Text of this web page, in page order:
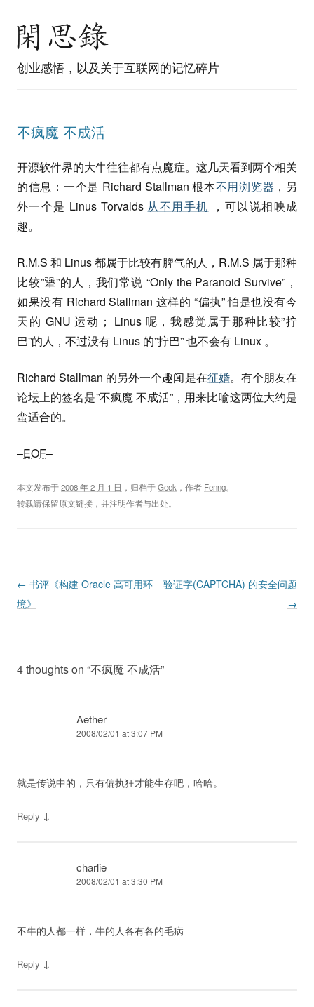
创业感悟，以及关于互联网的记忆碎片
不疯魔 不成活
开源软件界的大牛往往都有点魔症。这几天看到两个相关
的信息：一个是 Richard Stallman 根本不用浏览器 ，另
外一个是 Linus Torvalds 从不用手机 ，可以说相映成
趣。
R.M.S 和 Linus 都属于比较有脾气的人，R.M.S 属于那种
比较”犟”的人，我们常说 “Only the Paranoid Survive”，
如果没有 Richard Stallman 这样的 “偏执” 怕是也没有今
天的 GNU 运动； Linus 呢，我感觉属于那种比较”拧
巴”的人，不过没有 Linus 的”拧巴” 也不会有 Linux 。
Richard Stallman 的另外一个趣闻是在征婚。有个朋友在
论坛上的签名是”不疯魔 不成活”，用来比喻这两位大约是
蛮适合的。
–EOF–
本文发布于2008 年 2 月 1 日 ，归档于Geek ，作者 Fenng。
转载请保留原文链接，并注明作者与出处。
Post navigation
← 书评《构建 Oracle 高可用环
境》
验证字(CAPTCHA) 的安全问题
→
4 thoughts on “不疯魔 不成活”
Aether
2008/02/01 at 3:07 PM
就是传说中的，只有偏执狂才能生存吧，哈哈。
Reply ↓
charlie
2008/02/01 at 3:30 PM
不牛的人都一样，牛的人各有各的毛病
Reply ↓